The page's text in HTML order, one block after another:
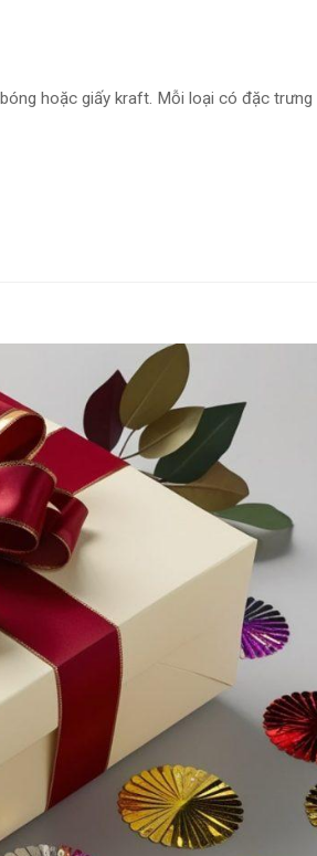
hoặc giấy kraft. Mỗi loại có đặc trưng